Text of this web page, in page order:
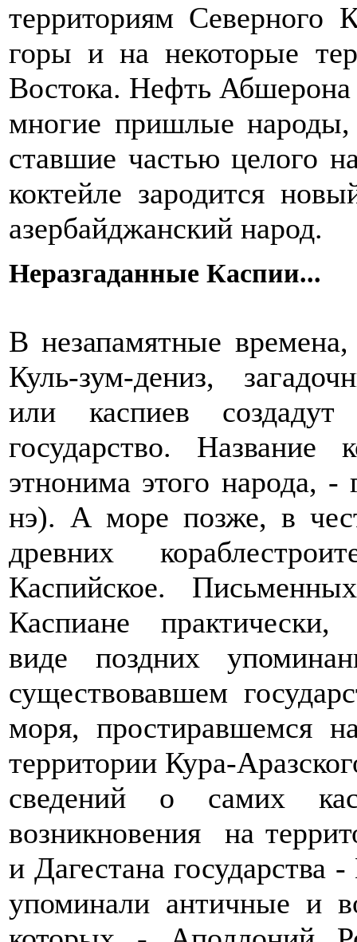
территориям Северного
горы и на некоторые
Востока. Нефть Абшерона
многие пришлые народы,
ставшие частью целого
коктейле зародится
азербайджанский народ.
Неразгаданные Каспии...
В незапамятные
Куль-зум-дениз,
или каспиев
государство. Название
этнонима этого народа, -
нэ). А море позже, в
древних
Каспийское.
Каспиане
виде поздних
существовавшем
моря, простиравшемся
территории Кура-
сведений о самих
возникновения на
и Дагестана государства
упоминали античные и